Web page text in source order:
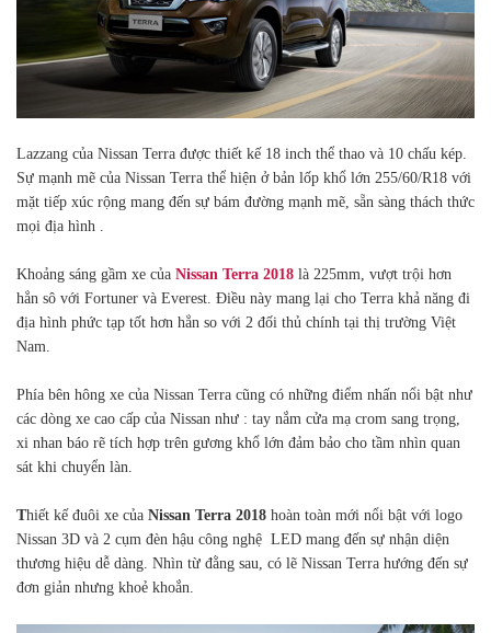
Lazzang của Nissan Terra được thiết kế 18 inch thể thao và 10 chấu kép.
Sự mạnh mẽ của Nissan Terra thể hiện ở bản lốp khổ lớn 255/60/R18 với
mặt tiếp xúc rộng mang đến sự bám đường mạnh mẽ, sẵn sàng thách thức
mọi địa hình .
Khoảng sáng gầm xe của Nissan Terra 2018 là 225mm, vượt trội hơn
hẳn sô với Fortuner và Everest. Điều này mang lại cho Terra khả năng đi
địa hình phức tạp tốt hơn hẳn so với 2 đối thủ chính tại thị trường Việt
Nam.
Phía bên hông xe của Nissan Terra cũng có những điểm nhấn nổi bật như
các dòng xe cao cấp của Nissan như : tay nắm cửa mạ crom sang trọng,
xi nhan báo rẽ tích hợp trên gương khổ lớn đảm bảo cho tầm nhìn quan
sát khi chuyển làn.
Thiết kế đuôi xe của Nissan Terra 2018 hoàn toàn mới nổi bật với logo
Nissan 3D và 2 cụm đèn hậu công nghệ LED mang đến sự nhận diện
thương hiệu dễ dàng. Nhìn từ đằng sau, có lẽ Nissan Terra hướng đến sự
đơn giản nhưng khoẻ khoắn.